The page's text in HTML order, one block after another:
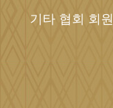
기타 협회 회원